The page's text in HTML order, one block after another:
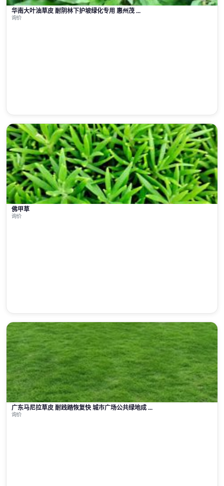
华南大叶油草皮 耐阴林下护坡绿化专用 惠州茂 ...
询价
佛甲草
询价
广东马尼拉草皮 耐践踏恢复快 城市广场公共绿地成 ...
询价